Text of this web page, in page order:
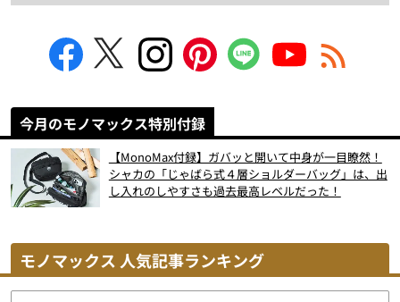
今月のモノマックス特別付録
【MonoMax付録】ガバッと開いて中身が一目瞭然！
シャカの「じゃばら式４層ショルダーバッグ」は、出
し入れのしやすさも過去最高レベルだった！
モノマックス 人気記事ランキング